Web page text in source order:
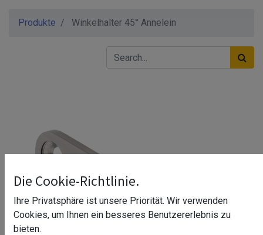
Produkte Winkelhalter 45° Annelein
Die Cookie-Richtlinie.
Ihre Privatsphäre ist unsere Priorität. Wir verwenden
Cookies, um Ihnen ein besseres Benutzererlebnis zu
bieten.